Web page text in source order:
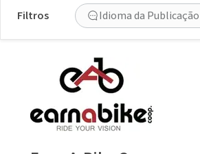
ou
Filtros Idioma da Publicação